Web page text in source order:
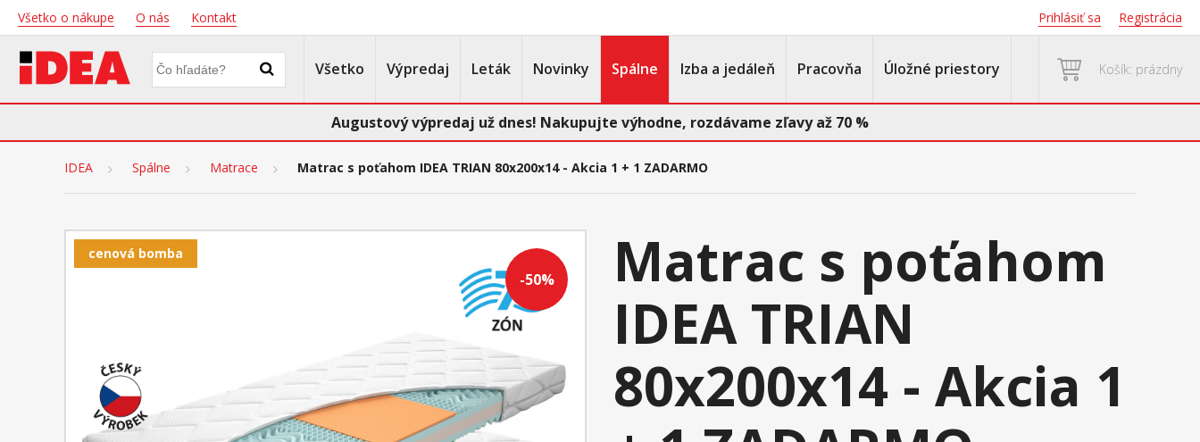
Všetko o nákupe O nás Kontakt Prihlásiť sa Registrácia
Všetko Výpredaj Leták Novinky Spálne Izba a jedáleň Pracovňa Úložné priestory Košík: prázdny
Augustový výpredaj už dnes! Nakupujte výhodne, rozdávame zľavy až 70 %
IDEA Spálne Matrace Matrac s poťahom IDEA TRIAN 80x200x14 - Akcia 1 + 1 ZADARMO
-50%
cenová bomba
Matrac s poťahom
IDEA TRIAN
80x200x14 - Akcia 1